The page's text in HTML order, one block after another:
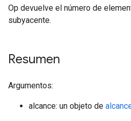
Op devuelve el número de
subyacente.
Resumen
Argumentos:
alcance: un objeto de